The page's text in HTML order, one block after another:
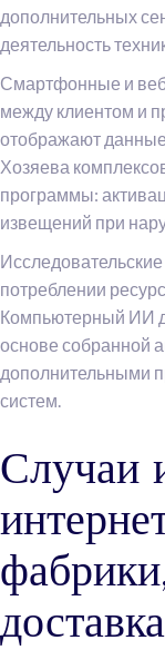
дополнительных
деятельность
Смартфонные и
между клиентом и
отображают данные
Хозяева
программы:
извещений при
потреблении
Компьютерный ИИ
основе собранной
дополнительными
систем.
Случаи
доставка